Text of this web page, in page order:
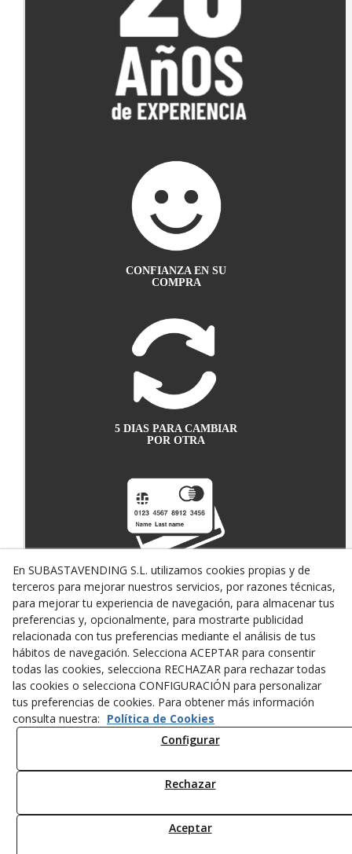
CONFIANZA EN SU
COMPRA
5 DIAS PARA CAMBIAR
POR OTRA
PAGO SEGURO CON
TARJETA DE CRÉDITO
TRANSPORTE
En SUBASTAVENDING S.L. utilizamos cookies propias y de
terceros para mejorar nuestros servicios, por razones técnicas,
para mejorar tu experiencia de navegación, para almacenar tus
preferencias y, opcionalmente, para mostrarte publicidad
relacionada con tus preferencias mediante el análisis de tus
hábitos de navegación. Selecciona ACEPTAR para consentir
todas las cookies, selecciona RECHAZAR para rechazar todas
las cookies o selecciona CONFIGURACIÓN para personalizar
tus preferencias de cookies. Para obtener más información
consulta nuestra: Política de Cookies
Configurar
Rechazar
Aceptar